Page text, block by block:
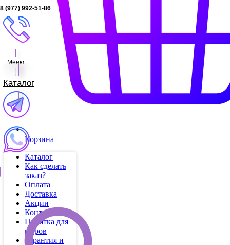
8 (977) 992-51-86
Меню
Каталог
Корзина
Каталог
Как сделать
заказ?
Оплата
Доставка
Акции
Контакты
Памятка для
шаров
Гарантия и